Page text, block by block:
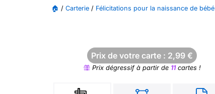
🏠 / Carterie / Félicitations pour la naissance de bébé
Prix de votre carte : 2,99 €
Prix dégressif à partir de 11cartes !